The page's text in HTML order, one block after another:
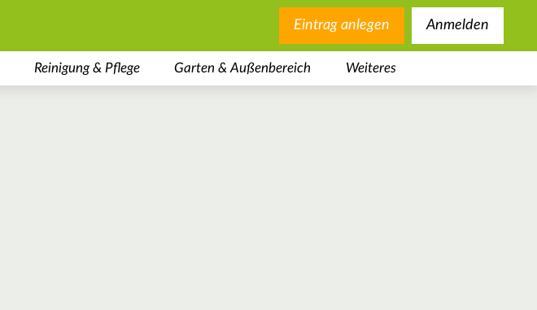
Eintrag anlegen Anmelden
Reinigung & Pflege Garten & Außenbereich Weiteres